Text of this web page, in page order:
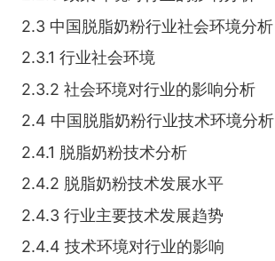
2.3 中国脱脂奶粉行业社会环境分析
2.3.1 行业社会环境
2.3.2 社会环境对行业的影响分析
2.4 中国脱脂奶粉行业技术环境分析
2.4.1 脱脂奶粉技术分析
2.4.2 脱脂奶粉技术发展水平
2.4.3 行业主要技术发展趋势
2.4.4 技术环境对行业的影响